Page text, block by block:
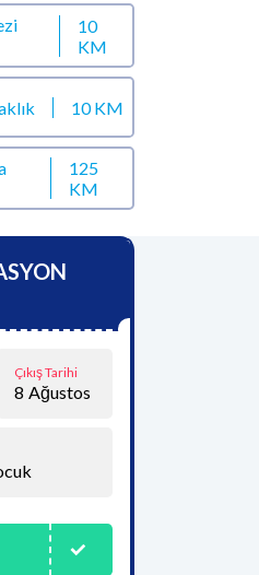
10
KM
10 KM
125
KM
Çıkış Tarihi
8 Ağustos